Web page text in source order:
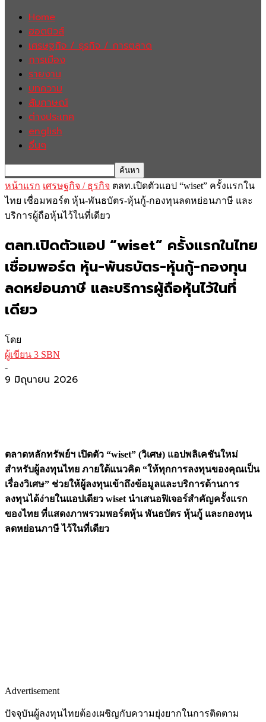
Home
ฮอตนิวส์
เศรษฐกิจ / ธุรกิจ / การตลาด
การเมือง
รายงาน
บทความ
สัมภาษณ์
ต่างประเทศ
english
อื่นๆ
หน้าแรก เศรษฐกิจ / ธุรกิจ ตลท.เปิดตัวแอป “wiset” ครั้งแรกใน
ไทย เชื่อมพอร์ต หุ้น-พันธบัตร-หุ้นกู้-กองทุนลดหย่อนภาษี และ
บริการผู้ถือหุ้นไว้ในที่เดียว
ตลท.เปิดตัวแอป “wiset” ครั้งแรกในไทย
เชื่อมพอร์ต หุ้น-พันธบัตร-หุ้นกู้-กองทุน
ลดหย่อนภาษี และบริการผู้ถือหุ้นไว้ในที่
เดียว
โดย
ผู้เขียน 3 SBN
-
9 มิถุนายน 2026
ตลาดหลักทรัพย์ฯ เปิดตัว “wiset” (วิเศษ) แอปพลิเคชันใหม่
สำหรับผู้ลงทุนไทย ภายใต้แนวคิด “ให้ทุกการลงทุนของคุณเป็น
เรื่องวิเศษ” ช่วยให้ผู้ลงทุนเข้าถึงข้อมูลและบริการด้านการ
ลงทุนได้ง่ายในแอปเดียว wiset นำเสนอฟิเจอร์สำคัญครั้งแรก
ของไทย ที่แสดงภาพรวมพอร์ตหุ้น พันธบัตร หุ้นกู้ และกองทุน
ลดหย่อนภาษี ไว้ในที่เดียว
Advertisement
ปัจจุบันผู้ลงทุนไทยต้องเผชิญกับความยุ่งยากในการติดตาม